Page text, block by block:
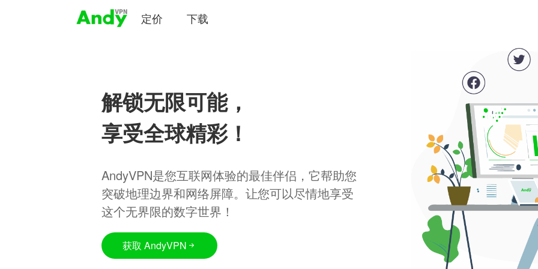
定价 下载
解锁无限可能，
享受全球精彩！
AndyVPN是您互联网体验的最佳伴侣，它帮助您
突破地理边界和网络屏障。让您可以尽情地享受
这个无界限的数字世界！
获取 AndyVPN